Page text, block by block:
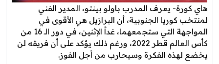
هاي كورة- يعرف المدرب باولو بينتو، المدير الفني
لمنتخب كوريا الجنوبية، أن البرازيل هي الأقوى في
المواجهة التي ستجمعهما، غداً الإثنين، في دور الـ 16 من
كأس العالم قطر 2022، ورغم ذلك يؤكد على أن فريقه لن
يخضع لهذه الفكرة وسيحارب من أجل الفوز.